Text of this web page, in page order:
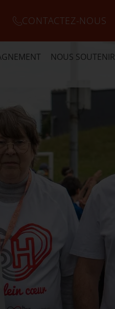
CONTACTEZ-NOUS
NOUS SOUTENIR